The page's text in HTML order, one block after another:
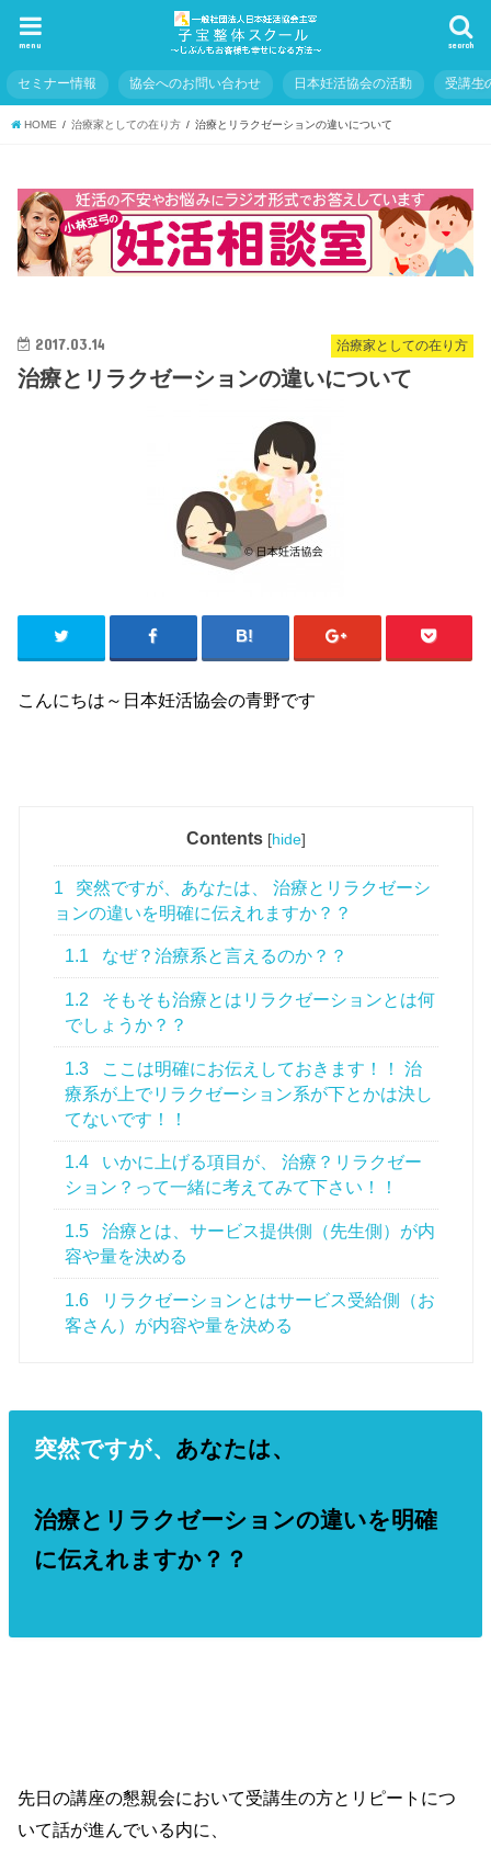
search
menu
セミナー情報 協会へのお問い合わせ 日本妊活協会の活動 受講生
HOME 治療家としての在り方 治療とリラクゼーションの違いについて
治療家としての在り方
2017.03.14
治療とリラクゼーションの違いについて
こんにちは～日本妊活協会の青野です
Contents [hide]
1
突然ですが、あなたは、 治療とリラクゼーシ
ョンの違いを明確に伝えれますか？？
1.1 なぜ？治療系と言えるのか？？
1.2
そもそも治療とはリラクゼーションとは何
でしょうか？？
1.3
ここは明確にお伝えしておきます！！ 治
療系が上でリラクゼーション系が下とかは決し
てないです！！
1.4
いかに上げる項目が、 治療？リラクゼー
ション？って一緒に考えてみて下さい！！
1.5
治療とは、サービス提供側（先生側）が内
容や量を決める
1.6
リラクゼーションとはサービス受給側（お
客さん）が内容や量を決める
突然ですが、 あなたは、
治療とリラクゼーションの違いを明確
に伝えれますか？？
先日の講座の懇親会において受講生の方とリピートにつ
いて話が進んでいる内に、